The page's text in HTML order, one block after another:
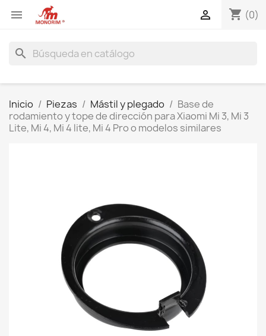
 shopping_cart (0)

search
Inicio Piezas Mástil y plegado
Base de
rodamiento y tope de dirección para Xiaomi Mi 3, Mi 3
Lite, Mi 4, Mi 4 lite, Mi 4 Pro o modelos similares